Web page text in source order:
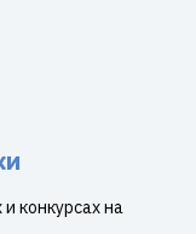
конкурсах на